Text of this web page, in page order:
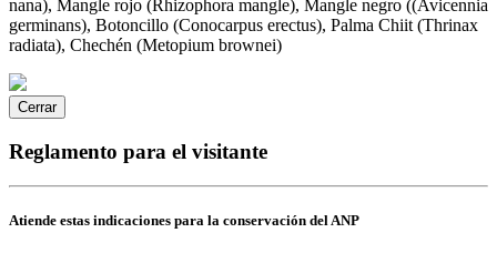
nana), Mangle rojo (Rhizophora mangle), Mangle negro ((Avicennia
germinans), Botoncillo (Conocarpus erectus), Palma Chiit (Thrinax
radiata), Chechén (Metopium brownei)
Cerrar
Reglamento para el visitante
Atiende estas indicaciones para la conservación del ANP